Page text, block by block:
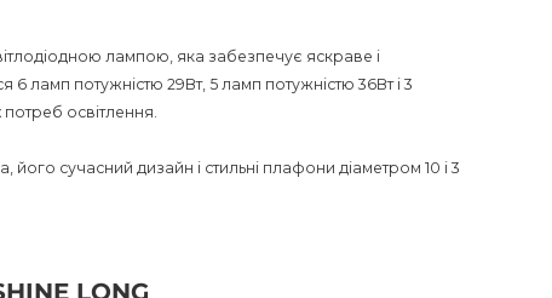
лампою, яка забезпечує яскраве і
6 ламп потужністю 29Вт, 5 ламп потужністю 36Вт і 3
освітлення.
сучасний дизайн і стильні плафони діаметром 10 і 3
LONG